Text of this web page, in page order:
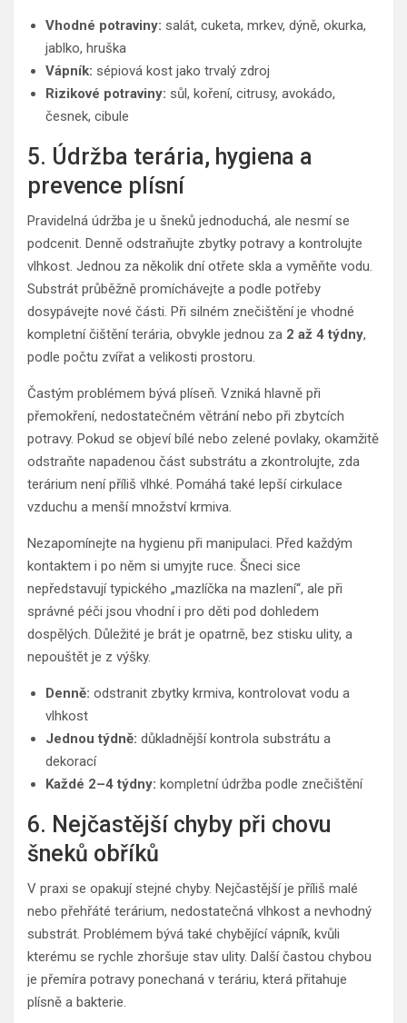
Vhodné potraviny: salát, cuketa, mrkev, dýně, okurka,
jablko, hruška
Vápník: sépiová kost jako trvalý zdroj
Rizikové potraviny: sůl, koření, citrusy, avokádo,
česnek, cibule
5. Údržba terária, hygiena a
prevence plísní
Pravidelná údržba je u šneků jednoduchá, ale nesmí se
podcenit. Denně odstraňujte zbytky potravy a kontrolujte
vlhkost. Jednou za několik dní otřete skla a vyměňte vodu.
Substrát průběžně promíchávejte a podle potřeby
dosypávejte nové části. Při silném znečištění je vhodné
kompletní čištění terária, obvykle jednou za 2 až 4 týdny,
podle počtu zvířat a velikosti prostoru.
Častým problémem bývá plíseň. Vzniká hlavně při
přemokření, nedostatečném větrání nebo při zbytcích
potravy. Pokud se objeví bílé nebo zelené povlaky, okamžitě
odstraňte napadenou část substrátu a zkontrolujte, zda
terárium není příliš vlhké. Pomáhá také lepší cirkulace
vzduchu a menší množství krmiva.
Nezapomínejte na hygienu při manipulaci. Před každým
kontaktem i po něm si umyjte ruce. Šneci sice
nepředstavují typického „mazlíčka na mazlení“, ale při
správné péči jsou vhodní i pro děti pod dohledem
dospělých. Důležité je brát je opatrně, bez stisku ulity, a
nepouštět je z výšky.
Denně: odstranit zbytky krmiva, kontrolovat vodu a
vlhkost
Jednou týdně: důkladnější kontrola substrátu a
dekorací
Každé 2–4 týdny: kompletní údržba podle znečištění
6. Nejčastější chyby při chovu
šneků obříků
V praxi se opakují stejné chyby. Nejčastější je příliš malé
nebo přehřáté terárium, nedostatečná vlhkost a nevhodný
substrát. Problémem bývá také chybějící vápník, kvůli
kterému se rychle zhoršuje stav ulity. Další častou chybou
je přemíra potravy ponechaná v teráriu, která přitahuje
plísně a bakterie.